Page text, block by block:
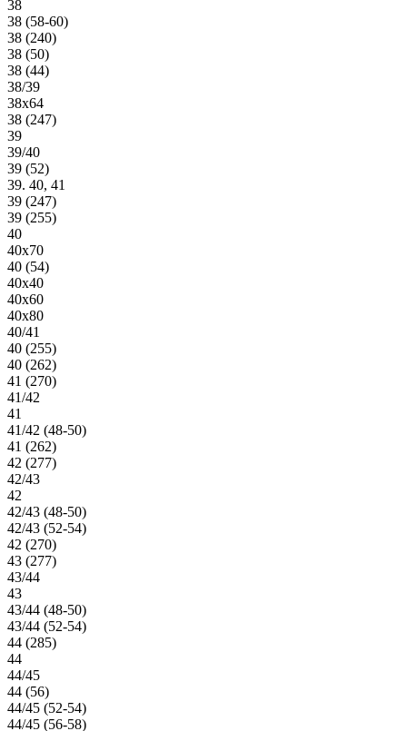
38
38 (58-60)
38 (240)
38 (50)
38 (44)
38/39
38х64
38 (247)
39
39/40
39 (52)
39. 40, 41
39 (247)
39 (255)
40
40х70
40 (54)
40х40
40х60
40х80
40/41
40 (255)
40 (262)
41 (270)
41/42
41
41/42 (48-50)
41 (262)
42 (277)
42/43
42
42/43 (48-50)
42/43 (52-54)
42 (270)
43 (277)
43/44
43
43/44 (48-50)
43/44 (52-54)
44 (285)
44
44/45
44 (56)
44/45 (52-54)
44/45 (56-58)